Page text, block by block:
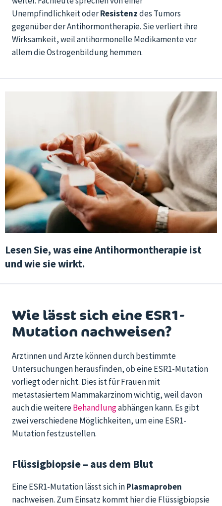
Unempfindlichkeit oderResistenzdes Tumors
gegenüber der Antihormontherapie. Sie verliert ihre
Wirksamkeit, weil antihormonelle Medikamente vor
allem die Östrogenbildung hemmen.
Lesen Sie, was eine Antihormontherapie ist
und wie sie wirkt.
Wie lässt sich eine ESR1-
Mutation nachweisen?
Ärztinnen und Ärzte können durch bestimmte
Untersuchungen herausfinden, ob eine ESR1-Mutation
vorliegt oder nicht. Dies ist für Frauen mit
metastasiertem Mammakarzinom wichtig, weil davon
auch die weitereBehandlungabhängen kann. Es gibt
zwei verschiedene Möglichkeiten, um eine ESR1-
Mutation festzustellen.
Flüssigbiopsie – aus dem Blut
Eine ESR1-Mutation lässt sich inPlasmaproben
nachweisen. Zum Einsatz kommt hier die Flüssigbiopsie